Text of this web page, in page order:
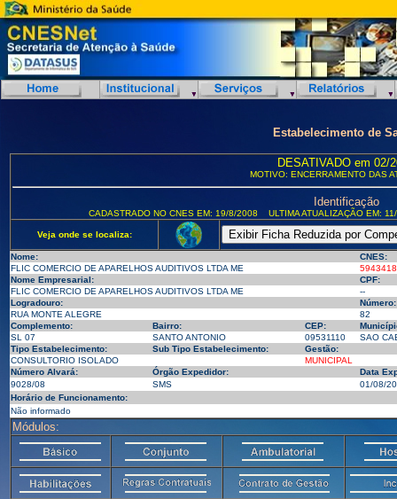
Estabelecimento de
DESATIVADO em 02/
MOTIVO: ENCERRAMENTO DAS
Identificação
CADASTRADO NO CNES EM: 19/8/2008 ULTIMA ATUALIZAÇÃO EM:
Veja onde se localiza:
Nome:
CNES:
FLIC COMERCIO DE APARELHOS AUDITIVOS LTDA ME
5943418
Nome Empresarial:
CPF:
FLIC COMERCIO DE APARELHOS AUDITIVOS LTDA ME
--
Logradouro:
Número:
RUA MONTE ALEGRE
82
Complemento:
Bairro: CEP:
SL 07
SANTO ANTONIO 09531110
SAO
Tipo Estabelecimento:
Sub Tipo Estabelecimento:
Gestão:
CONSULTORIO ISOLADO
MUNICIPAL
Número Alvará:
Órgão Expedidor:
Data
9028/08
SMS
01/08/
Horário de Funcionamento:
Não informado
Módulos: